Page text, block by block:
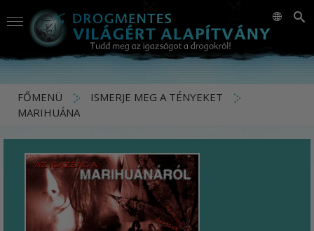
FŐMENÜ
ISMERJE MEG A TÉNYEKET
MARIHUÁNA